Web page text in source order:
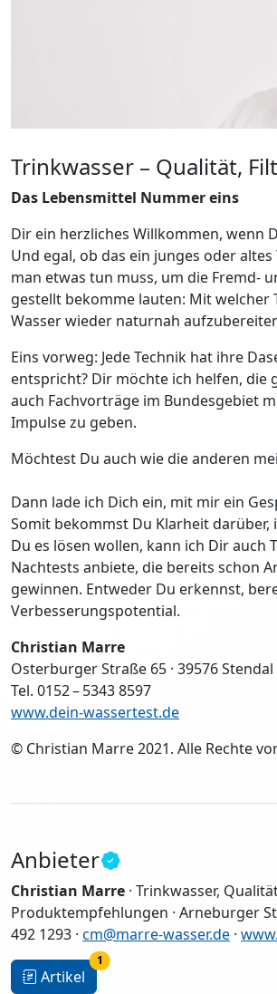
Trinkwasser – Qualität,
Das Lebensmittel Nummer eins
Dir ein herzliches Willkommen, wenn
Und egal, ob das ein junges oder
man etwas tun muss, um die Fremd-
gestellt bekomme lauten: Mit welcher
Wasser wieder naturnah
Eins vorweg: Jede Technik hat ihre
entspricht? Dir möchte ich helfen, die
auch Fachvorträge im Bundesgebiet
Impulse zu geben.
Möchtest Du auch wie die anderen
Dann lade ich Dich ein, mit mir ein
Somit bekommst Du Klarheit
Du es lösen wollen, kann ich Dir auch
Nachtests anbiete, die bereits schon
gewinnen. Entweder Du erkennst,
Verbesserungspotential.
Christian Marre
Osterburger Straße 65 · 39576 Stendal
Tel. 0152 – 5343 8597
www.dein-wassertest.de
© Christian Marre 2021. Alle Rechte
Anbieter
Christian Marre · Trinkwasser,
Produktempfehlungen · Arneburger
492 1293 · cm@marre-wasser.de ·
Artikel
1